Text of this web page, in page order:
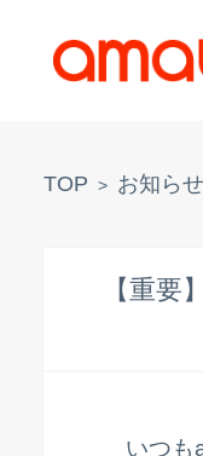
TOP > お知らせ
【重
いつも